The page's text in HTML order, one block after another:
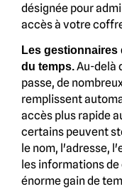
désignée pour
accès à votre
Les
du temps.Au-delà
passe, de
remplissent
accès plus rapide
certains peuvent
le nom, l'adresse,
les informations
énorme gain de